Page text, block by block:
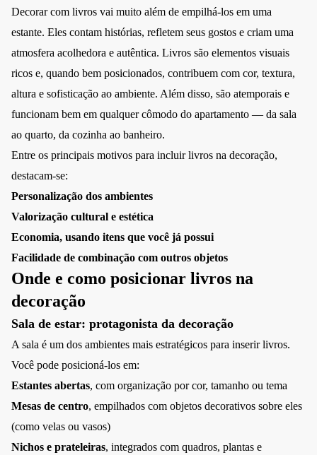
Decorar com livros vai muito além de empilhá-los em uma
estante. Eles contam histórias, refletem seus gostos e criam uma
atmosfera acolhedora e autêntica. Livros são elementos visuais
ricos e, quando bem posicionados, contribuem com cor, textura,
altura e sofisticação ao ambiente. Além disso, são atemporais e
funcionam bem em qualquer cômodo do apartamento — da sala
ao quarto, da cozinha ao banheiro.
Entre os principais motivos para incluir livros na decoração,
destacam-se:
Personalização dos ambientes
Valorização cultural e estética
Economia, usando itens que você já possui
Facilidade de combinação com outros objetos
Onde e como posicionar livros na
decoração
Sala de estar: protagonista da decoração
A sala é um dos ambientes mais estratégicos para inserir livros.
Você pode posicioná-los em:
Estantes abertas, com organização por cor, tamanho ou tema
Mesas de centro, empilhados com objetos decorativos sobre eles
(como velas ou vasos)
Nichos e prateleiras, integrados com quadros, plantas e